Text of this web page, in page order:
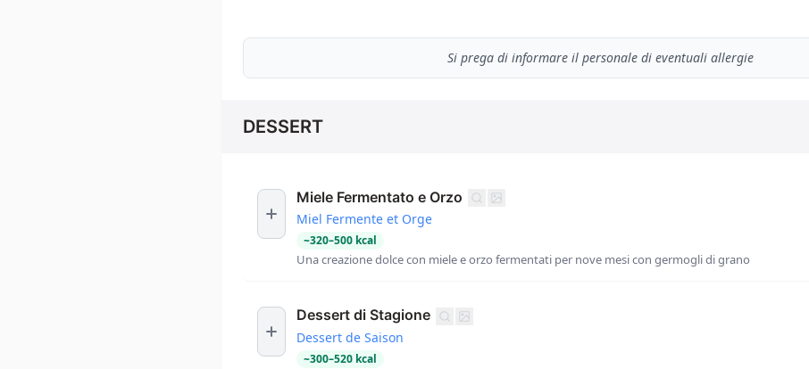
Si prega di informare il personale di eventuali allergie
DESSERT
Miele Fermentato e Orzo
Miel Fermente et Orge
~320–500 kcal
Una creazione dolce con miele e orzo fermentati per nove mesi con germogli di grano
Dessert di Stagione
Dessert de Saison
~300–520 kcal